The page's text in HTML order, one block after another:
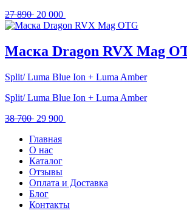
27 890 Первоначальная
цена
890 .
20 000
цена:
000 .
Маска Dragon RVX Mag
Split/ Luma Blue Ion + Luma Amber
Split/ Luma Blue Ion + Luma Amber
38 700 Первоначальная
составляла
38
700 .
29 900
Главная
О нас
Каталог
Отзывы
Оплата и Доставка
Блог
Контакты